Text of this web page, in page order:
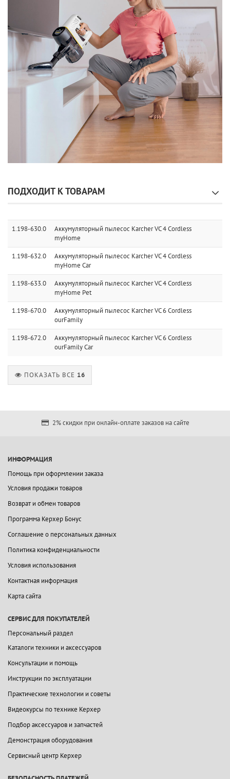
ПОДХОДИТ К ТОВАРАМ
1.198-630.0
Аккумуляторный пылесос Karcher VC 4 Cordless
myHome
1.198-632.0
Аккумуляторный пылесос Karcher VC 4 Cordless
myHome Car
1.198-633.0
Аккумуляторный пылесос Karcher VC 4 Cordless
myHome Pet
1.198-670.0
Аккумуляторный пылесос Karcher VC 6 Cordless
ourFamily
1.198-672.0
Аккумуляторный пылесос Karcher VC 6 Cordless
ourFamily Car
ПОКАЗАТЬ ВСЕ 16
2% скидки при онлайн-оплате заказов на сайте
ИНФОРМАЦИЯ
Помощь при оформлении заказа
Условия продажи товаров
Возврат и обмен товаров
Программа Керхер Бонус
Соглашение о персональных данных
Политика конфиденциальности
Условия использования
Контактная информация
Карта сайта
СЕРВИС ДЛЯ ПОКУПАТЕЛЕЙ
Персональный раздел
Каталоги техники и аксессуаров
Консультации и помощь
Инструкции по эксплуатации
Практические технологии и советы
Видеокурсы по технике Керхер
Подбор аксессуаров и запчастей
Демонстрация оборудования
Сервисный центр Керхер